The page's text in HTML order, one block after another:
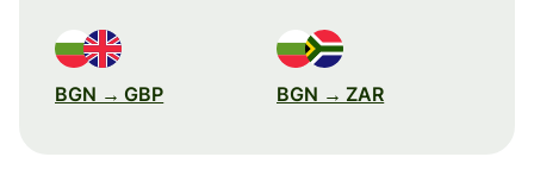
BGN → GBP BGN → ZAR